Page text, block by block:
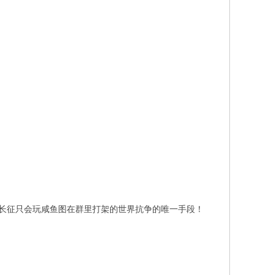
只会玩咸鱼图在群里打架的世界抗争的唯一手段！